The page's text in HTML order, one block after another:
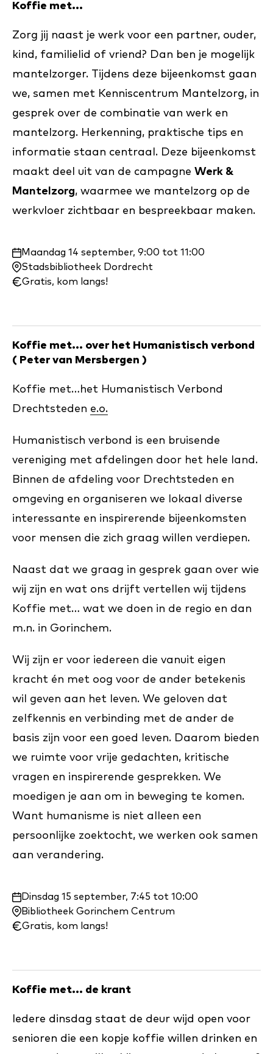
Koffie met...
Zorg jij naast je werk voor een partner, ouder,
kind, familielid of vriend? Dan ben je mogelijk
mantelzorger. Tijdens deze bijeenkomst gaan
we, samen met Kenniscentrum Mantelzorg, in
gesprek over de combinatie van werk en
mantelzorg. Herkenning, praktische tips en
informatie staan centraal. Deze bijeenkomst
maakt deel uit van de campagne Werk &
Mantelzorg, waarmee we mantelzorg op de
werkvloer zichtbaar en bespreekbaar maken.
Waar
en
wanneer:
Maandag 14 september, 9:00 tot 11:00
Stadsbibliotheek Dordrecht
Gratis, kom langs!
Koffie met... over het Humanistisch verbond
( Peter van Mersbergen )
Koffie met…het Humanistisch Verbond
Drechtsteden e.o.
Humanistisch verbond is een bruisende
vereniging met afdelingen door het hele land.
Binnen de afdeling voor Drechtsteden en
omgeving en organiseren we lokaal diverse
interessante en inspirerende bijeenkomsten
voor mensen die zich graag willen verdiepen.
Naast dat we graag in gesprek gaan over wie
wij zijn en wat ons drijft vertellen wij tijdens
Koffie met… wat we doen in de regio en dan
m.n. in Gorinchem.
Wij zijn er voor iedereen die vanuit eigen
kracht én met oog voor de ander betekenis
wil geven aan het leven. We geloven dat
zelfkennis en verbinding met de ander de
basis zijn voor een goed leven. Daarom bieden
we ruimte voor vrije gedachten, kritische
vragen en inspirerende gesprekken. We
moedigen je aan om in beweging te komen.
Want humanisme is niet alleen een
persoonlijke zoektocht, we werken ook samen
aan verandering.
Waar
en
wanneer:
Dinsdag 15 september, 7:45 tot 10:00
Bibliotheek Gorinchem Centrum
Gratis, kom langs!
Koffie met... de krant
Iedere dinsdag staat de deur wijd open voor
senioren die een kopje koffie willen drinken en